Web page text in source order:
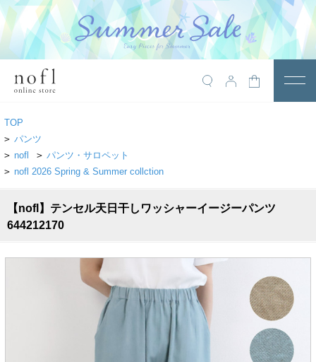
￥10,800税込以上で送料無料
アウター
スカート
レギンス・インナー
服飾雑貨
全てのアイテム
TOP
> パンツ
> nofl > パンツ・サロペット
> nofl 2026 Spring & Summer collction
【nofl】テンセル天日干しワッシャーイージーパンツ
644212170